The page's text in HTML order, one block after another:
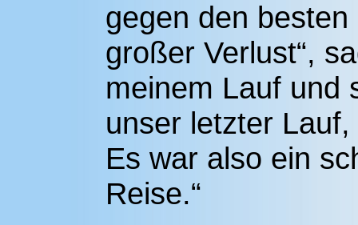
gegen den
großer Verlust“,
meinem Lauf und
unser letzter
Es war also ein
Reise.“